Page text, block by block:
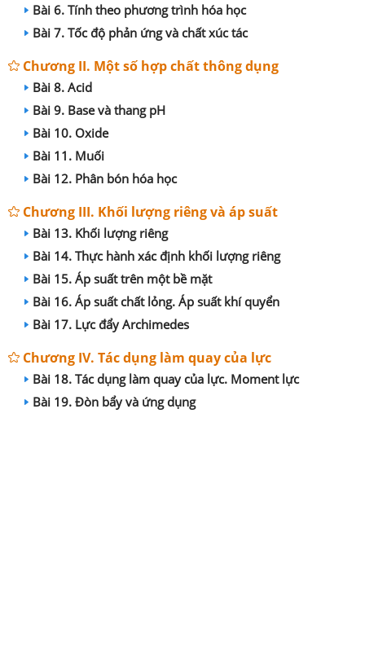
Bài 6. Tính theo phương trình hóa học
Bài 7. Tốc độ phản ứng và chất xúc tác
Chương II. Một số hợp chất thông dụng
Bài 8. Acid
Bài 9. Base và thang pH
Bài 10. Oxide
Bài 11. Muối
Bài 12. Phân bón hóa học
Chương III. Khối lượng riêng và áp suất
Bài 13. Khối lượng riêng
Bài 14. Thực hành xác định khối lượng riêng
Bài 15. Áp suất trên một bề mặt
Bài 16. Áp suất chất lỏng. Áp suất khí quyển
Bài 17. Lực đẩy Archimedes
Chương IV. Tác dụng làm quay của lực
Bài 18. Tác dụng làm quay của lực. Moment lực
Bài 19. Đòn bẩy và ứng dụng